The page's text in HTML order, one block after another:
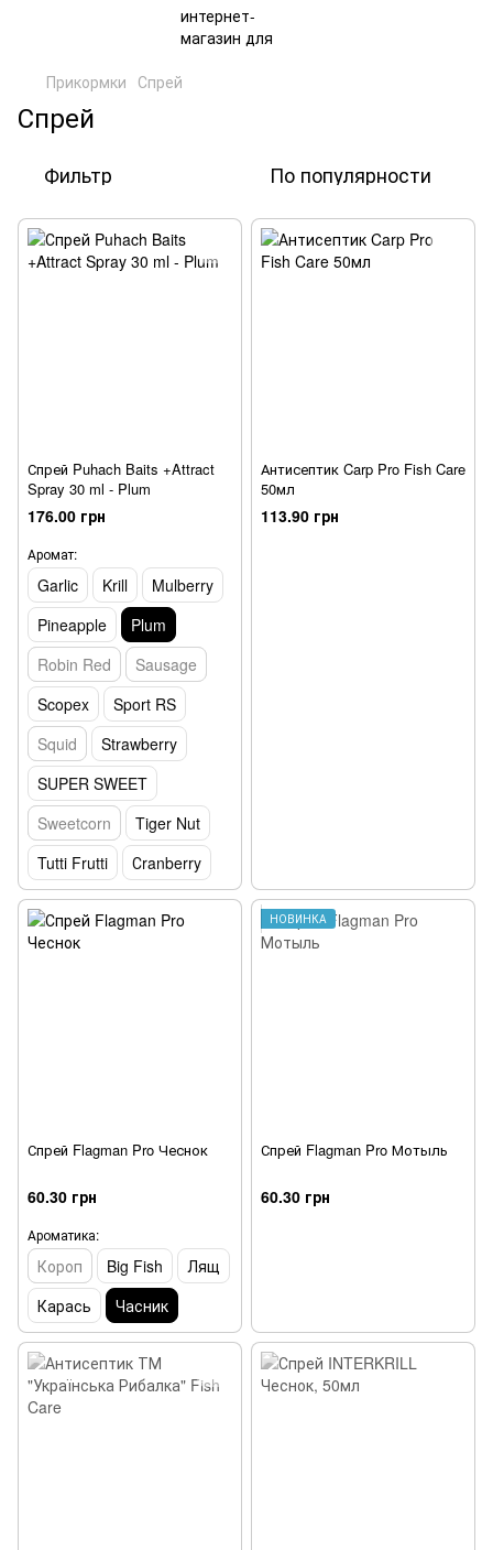
Прикормки Спрей
Спрей
Фильтр По популярности
Спрей Puhach Baits +Attract
Spray 30 ml - Plum
176.00 грн
Аромат:
Garlic Krill
Mulberry
Pineapple
Plum
Robin Red
Sausage
Scopex
Sport RS
Squid
Strawberry
SUPER SWEET
Sweetcorn
Tiger Nut
Tutti Frutti
Сranberry
Антисептик Carp Pro Fish Care
50мл
113.90 грн
Спрей Flagman Pro Чеснок
60.30 грн
Ароматика:
Короп Big Fish
Лящ
Карась
Часник
НОВИНКА
Спрей Flagman Pro Мотыль
60.30 грн